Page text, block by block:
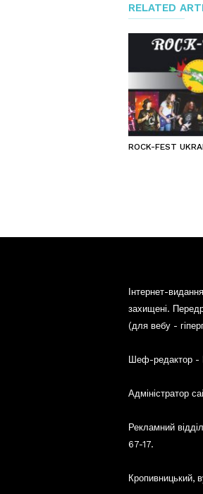
RELATED
ROCK-FEST
Інтернет-
захищені.
(для вебу -
Шеф-редактор
Адміністратор
Рекламний
67-17.
Кропивницький,